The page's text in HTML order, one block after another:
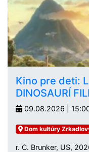
Kino pre deti:
DINOSAURÍ
09.08.2026 |
Dom kultúry
r. C. Brunker, US,